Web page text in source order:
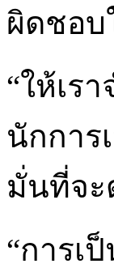
ผิดชอบ
“ให้เร
นักการ
มั่นที่จะ
“การเ